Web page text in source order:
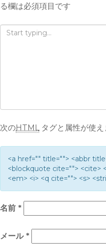
る欄は必須項目です
次のHTMLタグと属性が使え
<a href="" title=""> <abbr
<blockquote cite=""> <cite>
<em> <i> <q cite=""> <s>
名前 *
メール *